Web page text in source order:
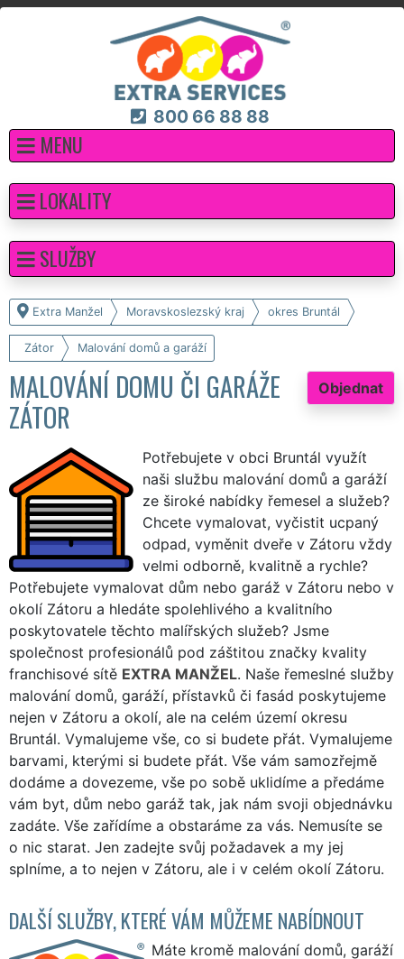
800 66 88 88
MENU
Extra Manžel Moravskoslezský kraj okres Bruntál
Zátor Malování domů a garáží
Objednat
MALOVÁNÍ DOMU ČI GARÁŽE
ZÁTOR
Potřebujete v obci Bruntál využít
naši službu malování domů a garáží
ze široké nabídky řemesel a služeb?
Chcete vymalovat, vyčistit ucpaný
odpad, vyměnit dveře v Zátoru vždy
velmi odborně, kvalitně a rychle?
Potřebujete vymalovat dům nebo garáž v Zátoru nebo v
okolí Zátoru a hledáte spolehlivého a kvalitního
poskytovatele těchto malířských služeb? Jsme
společnost profesionálů pod záštitou značky kvality
franchisové sítě EXTRA MANŽEL. Naše řemeslné služby
malování domů, garáží, přístavků či fasád poskytujeme
nejen v Zátoru a okolí, ale na celém území okresu
Bruntál. Vymalujeme vše, co si budete přát. Vymalujeme
barvami, kterými si budete přát. Vše vám samozřejmě
dodáme a dovezeme, vše po sobě uklidíme a předáme
vám byt, dům nebo garáž tak, jak nám svoji objednávku
zadáte. Vše zařídíme a obstaráme za vás. Nemusíte se
o nic starat. Jen zadejte svůj požadavek a my jej
splníme, a to nejen v Zátoru, ale i v celém okolí Zátoru.
DALŠÍ SLUŽBY, KTERÉ VÁM MŮŽEME NABÍDNOUT
Máte kromě malování domů, garáží
LOKALITY
SLUŽBY